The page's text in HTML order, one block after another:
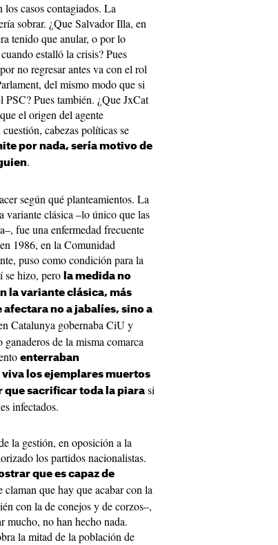
casos contagiados. La
sobrar. ¿Que Salvador Illa, en
tenido que anular, o por lo
estalló la crisis? Pues
no regresar antes va con el rol
del mismo modo que si
PSC? Pues también. ¿Que JxCat
el origen del agente
cabezas políticas se
por nada, sería motivo de
.
según qué planteamientos. La
variante clásica –lo único que las
fue una enfermedad frecuente
1986, en la Comunidad
puso como condición para la
se hizo, pero
la medida no
la variante clásica, más
afectara no a jabalíes, sino a
Catalunya gobernaba CiU y
de la misma comarca
enterraban
los ejemplares muertos
sacrificar toda la piara si
infectados.
la gestión, en oposición a la
los partidos nacionalistas.
que es capaz de
claman que hay que acabar con la
con la de conejos y de corzos–,
mucho, no han hecho nada.
la mitad de la población de